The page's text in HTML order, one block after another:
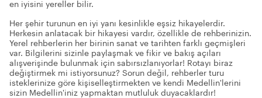
en iyisini yereller bilir.
Her şehir turunun en iyi yanı kesinlikle eşsiz hikayelerdir.
Herkesin anlatacak bir hikayesi vardır, özellikle de rehberinizin.
Yerel rehberlerin her birinin sanat ve tarihten farklı geçmişleri
var. Bilgilerini sizinle paylaşmak ve fikir ve bakış açıları
alışverişinde bulunmak için sabırsızlanıyorlar! Rotayı biraz
değiştirmek mi istiyorsunuz? Sorun değil, rehberler turu
isteklerinize göre kişiselleştirmekten ve kendi Medellin'lerini
sizin Medellin'iniz yapmaktan mutluluk duyacaklardır!